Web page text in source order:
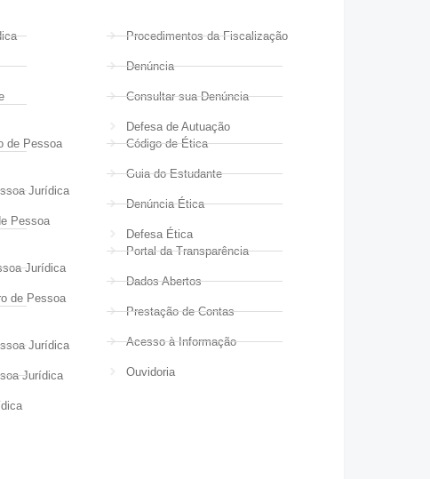
de Pessoa
Jurídica
Pessoa
Jurídica
de Pessoa
Jurídica
Jurídica
Procedimentos da Fiscalização
Denúncia
Consultar sua Denúncia
Defesa de Autuação
Código de Ética
Guia do Estudante
Denúncia Ética
Defesa Ética
Portal da Transparência
Dados Abertos
Prestação de Contas
Acesso à Informação
Ouvidoria